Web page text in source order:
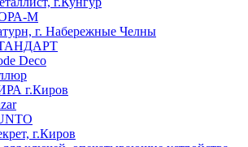
М
г. Набережные Челны
Deco
г.Киров
г.Киров